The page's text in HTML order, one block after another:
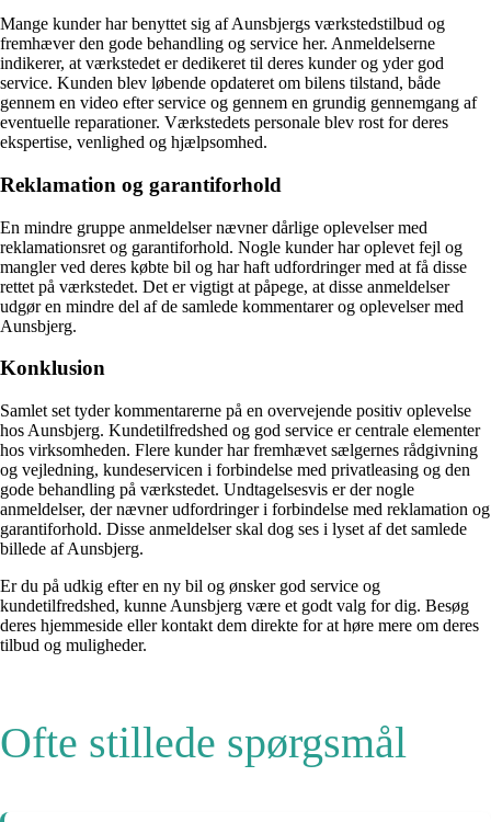
Mange kunder har benyttet sig af Aunsbjergs værkstedstilbud og
fremhæver den gode behandling og service her. Anmeldelserne
indikerer, at værkstedet er dedikeret til deres kunder og yder god
service. Kunden blev løbende opdateret om bilens tilstand, både
gennem en video efter service og gennem en grundig gennemgang af
eventuelle reparationer. Værkstedets personale blev rost for deres
ekspertise, venlighed og hjælpsomhed.
Reklamation og garantiforhold
En mindre gruppe anmeldelser nævner dårlige oplevelser med
reklamationsret og garantiforhold. Nogle kunder har oplevet fejl og
mangler ved deres købte bil og har haft udfordringer med at få disse
rettet på værkstedet. Det er vigtigt at påpege, at disse anmeldelser
udgør en mindre del af de samlede kommentarer og oplevelser med
Aunsbjerg.
Konklusion
Samlet set tyder kommentarerne på en overvejende positiv oplevelse
hos Aunsbjerg. Kundetilfredshed og god service er centrale elementer
hos virksomheden. Flere kunder har fremhævet sælgernes rådgivning
og vejledning, kundeservicen i forbindelse med privatleasing og den
gode behandling på værkstedet. Undtagelsesvis er der nogle
anmeldelser, der nævner udfordringer i forbindelse med reklamation og
garantiforhold. Disse anmeldelser skal dog ses i lyset af det samlede
billede af Aunsbjerg.
Er du på udkig efter en ny bil og ønsker god service og
kundetilfredshed, kunne Aunsbjerg være et godt valg for dig. Besøg
deres hjemmeside eller kontakt dem direkte for at høre mere om deres
tilbud og muligheder.
Ofte stillede spørgsmål